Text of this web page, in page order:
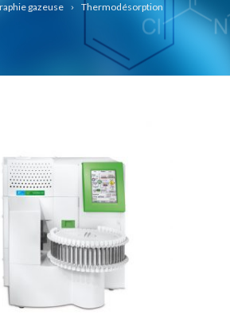
gazeuse Thermodésorption